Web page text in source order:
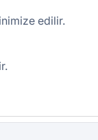
edilir.